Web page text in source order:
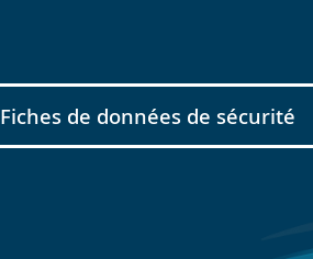
Fiches de données de sécurité